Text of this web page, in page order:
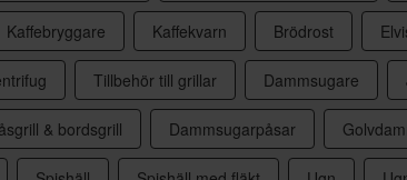
Kaffebryggare Kaffekvarn Brödrost
Tillbehör till grillar Dammsugare
& bordsgrill Dammsugarpåsar